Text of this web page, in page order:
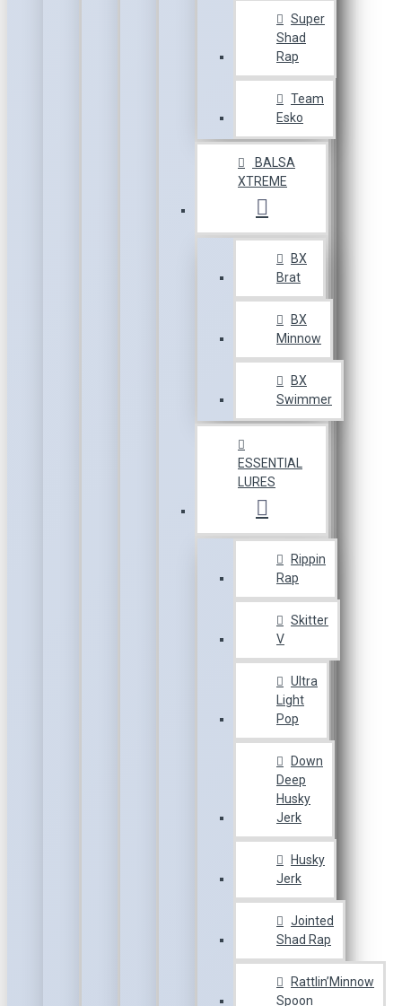
Super
Shad
Rap
Team
Esko
BALSA
XTREME
BX
Brat
BX
Minnow
BX
Swimmer
ESSENTIAL
LURES
Rippin
Rap
Skitter
V
Ultra
Light
Pop
Down
Deep
Husky
Jerk
Husky
Jerk
Jointed
Shad Rap
Rattlin’Minnow
Spoon